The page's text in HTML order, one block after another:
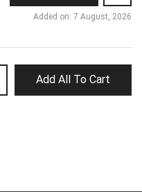
Added on: 7 August, 2026
Add All To Cart